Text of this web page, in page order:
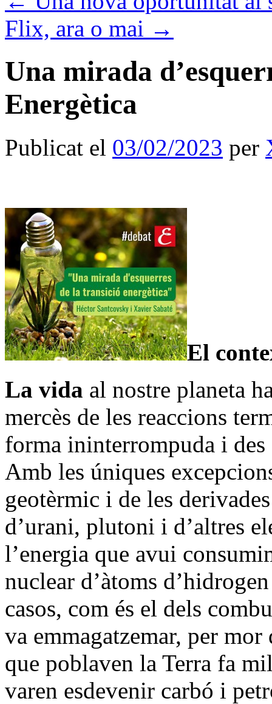
Flix, ara o mai →
Una mirada
Energètica
Publicat el 03/02/2023 per
El
La vida al nostre planeta
mercès de les reaccions
forma ininterrompuda i
Amb les úniques
geotèrmic i de les
d’urani, plutoni i d’altres
l’energia que avui
nuclear d’àtoms
casos, com és el dels
va emmagatzemar, per
que poblaven la Terra fa
varen esdevenir carbó i